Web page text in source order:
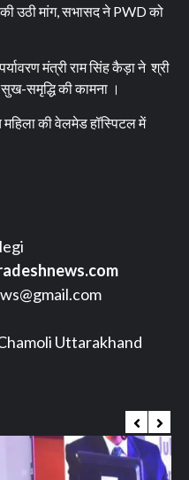
उठी मांग, सभासद ने PWD को
मंत्री राम सिंह कैड़ा ने श्री
समृद्धि की कामना ।
महिला की वेलमेड हॉस्पिटल में
Uttarakhand